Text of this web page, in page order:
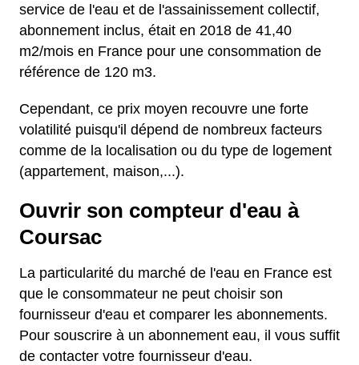
service de l'eau et de l'assainissement collectif,
abonnement inclus, était en 2018 de 41,40
m2/mois en France pour une consommation de
référence de 120 m3.
Cependant, ce prix moyen recouvre une forte
volatilité puisqu'il dépend de nombreux facteurs
comme de la localisation ou du type de logement
(appartement, maison,...).
Ouvrir son compteur d'eau à
Coursac
La particularité du marché de l'eau en France est
que le consommateur ne peut choisir son
fournisseur d'eau et comparer les abonnements.
Pour souscrire à un abonnement eau, il vous suffit
de contacter votre fournisseur d'eau.